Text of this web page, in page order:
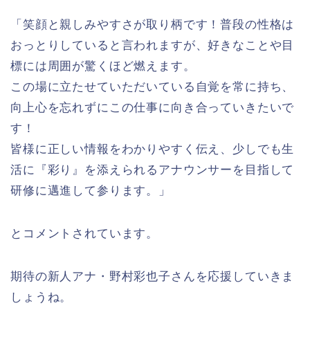
「笑顔と親しみやすさが取り柄です！普段の性格は
おっとりしていると言われますが、好きなことや目
標には周囲が驚くほど燃えます。
この場に立たせていただいている自覚を常に持ち、
向上心を忘れずにこの仕事に向き合っていきたいで
す！
皆様に正しい情報をわかりやすく伝え、少しでも生
活に『彩り』を添えられるアナウンサーを目指して
研修に邁進して参ります。」
とコメントされています。
期待の新人アナ・野村彩也子さんを応援していきま
しょうね。